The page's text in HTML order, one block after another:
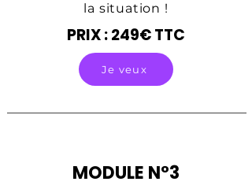
la situation !​
PRIX : 249€ TTC
Je veux
MODULE N°3